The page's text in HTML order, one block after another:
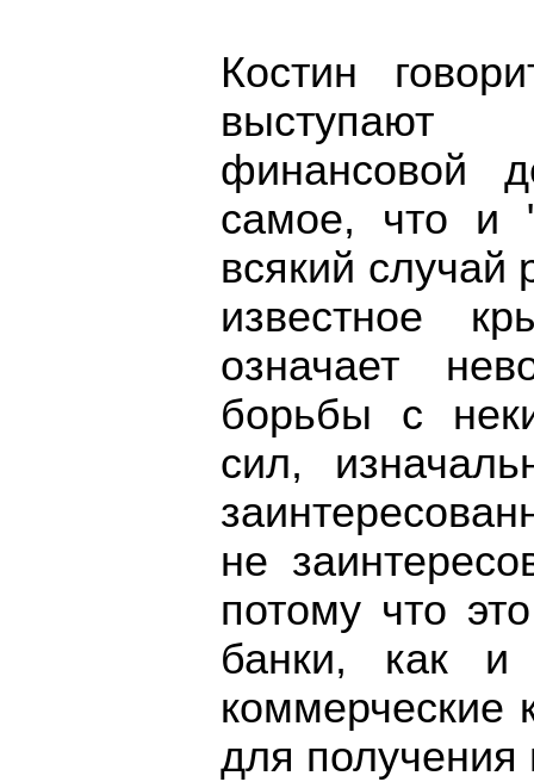
Костин
выступают
финансовой
самое, что и
всякий случай
известное
означает
борьбы с
сил,
не
потому что
банки, как и
коммерческие
для